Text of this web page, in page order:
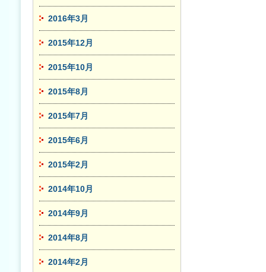
2016年3月
2015年12月
2015年10月
2015年8月
2015年7月
2015年6月
2015年2月
2014年10月
2014年9月
2014年8月
2014年2月